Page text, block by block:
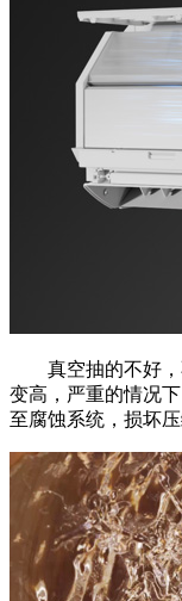
真空抽的不好，
变高，严重的情况
至腐蚀系统，损坏